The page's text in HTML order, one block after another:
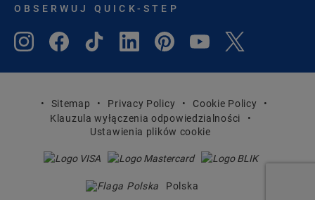
OBSERWUJ QUICK-STEP
Sitemap Privacy Policy
Cookie Policy
Klauzula wyłączenia odpowiedzialności
Ustawienia plików cookie
Polska